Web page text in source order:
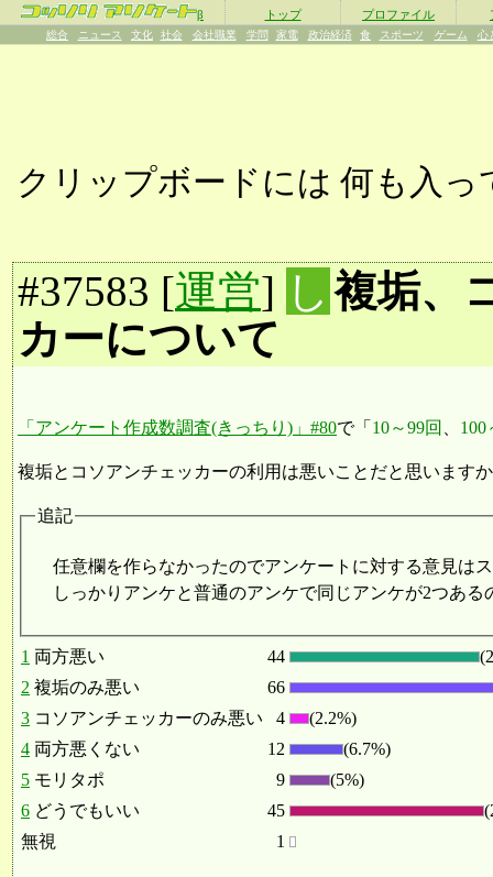
β トップ プロファイル
総合 ニュース 文化 社会 会社職業 学問 家電 政治経済 食 スポーツ ゲーム 心
クリップボードには 何も入っ
#37583 [運営] し 複垢、
カーについて
「アンケート作成数調査(きっちり)」#80で「 10～99回 100
複垢とコソアンチェッカーの利用は悪いことだと思います
追記
任意欄を作らなかったのでアンケートに対する意見は
しっかりアンケと普通のアンケで同じアンケが2つある
1 両方悪い 44
2 複垢のみ悪い
66
3 コソアンチェッカーのみ悪い 4
(2.2%)
4 両方悪くない 12
(6.7%)
5 モリタポ 9
(5%)
6 どうでもいい 45
無視
1